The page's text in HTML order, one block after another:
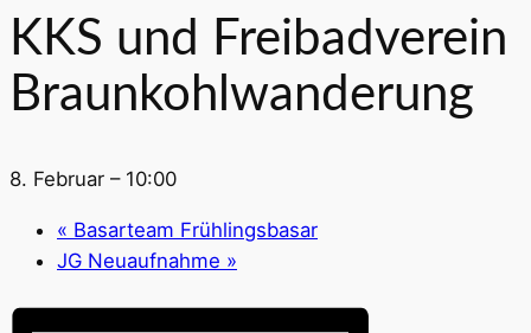
KKS und Freibadverein
Braunkohlwanderung
8. Februar – 10:00
« Basarteam Frühlingsbasar
JG Neuaufnahme »